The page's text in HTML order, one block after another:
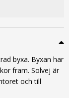
byxa. Byxan har
fram. Solvej är
och till